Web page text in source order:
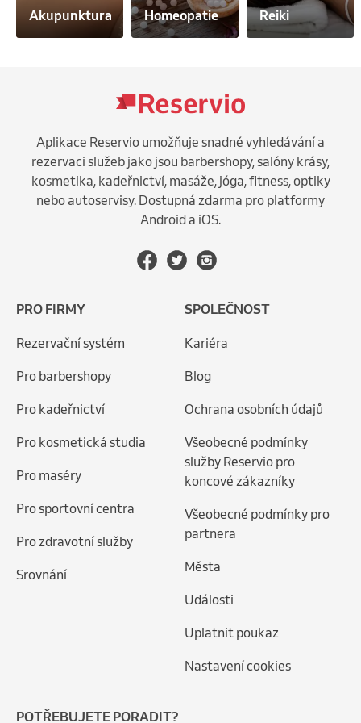
Akupunktura Homeopatie Reiki
Aplikace Reservio umožňuje snadné vyhledávání a
rezervaci služeb jako jsou barbershopy, salóny krásy,
kosmetika, kadeřnictví, masáže, jóga, fitness, optiky
nebo autoservisy. Dostupná zdarma pro platformy
Android a iOS.
PRO FIRMY
Rezervační systém
Pro barbershopy
Pro kadeřnictví
Pro kosmetická studia
Pro maséry
Pro sportovní centra
Pro zdravotní služby
Srovnání
SPOLEČNOST
Kariéra
Blog
Ochrana osobních údajů
Všeobecné podmínky
služby Reservio pro
koncové zákazníky
Všeobecné podmínky pro
partnera
Města
Události
Uplatnit poukaz
Nastavení cookies
POTŘEBUJETE PORADIT?